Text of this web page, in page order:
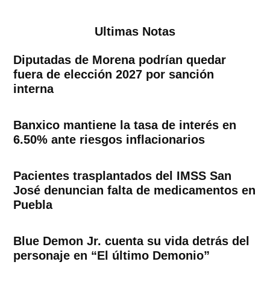
Ultimas Notas
Diputadas de Morena podrían quedar
fuera de elección 2027 por sanción
interna
Banxico mantiene la tasa de interés en
6.50% ante riesgos inflacionarios
Pacientes trasplantados del IMSS San
José denuncian falta de medicamentos en
Puebla
Blue Demon Jr. cuenta su vida detrás del
personaje en “El último Demonio”